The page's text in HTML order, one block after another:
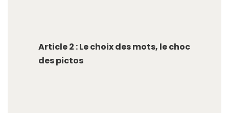
Article 2 : Le choix des mots, le choc
des pictos